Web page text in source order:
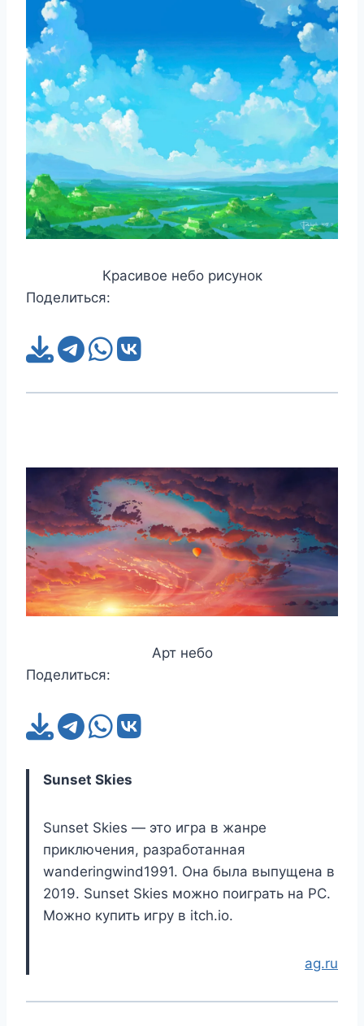
Красивое небо рисунок
Поделиться:
Арт небо
Поделиться:
Sunset Skies
Sunset Skies — это игра в жанре
приключения, разработанная
wanderingwind1991. Она была выпущена в
2019. Sunset Skies можно поиграть на PC.
Можно купить игру в itch.io.
ag.ru